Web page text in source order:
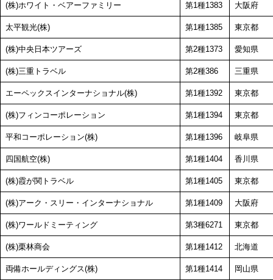
(株)ホワイト・ベアーファミリー 第1種1383 大阪府
太平観光(株) 第1種1385 東京都
(株)中央日本ツアーズ 第2種1373 愛知県
(株)三重トラベル 第2種386 三重県
エーペックスインターナショナル(株) 第1種1392 東京都
(株)フィンコーポレーション 第1種1394 東京都
平和コーポレーション(株) 第1種1396 岐阜県
四国航空(株) 第1種1404 香川県
(株)霞が関トラベル 第1種1405 東京都
(株)アーク・スリー・インターナショナル 第1種1409 大阪府
(株)ワールドミーティング 第3種6271 東京都
(株)栗林商会 第1種1412 北海道
両備ホールディングス(株) 第1種1414 岡山県